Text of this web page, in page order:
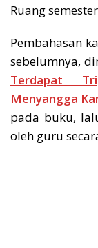
Ruang
Pembahasan
sebelumnya,
Terdapat
Menyangga
pada buku,
oleh guru